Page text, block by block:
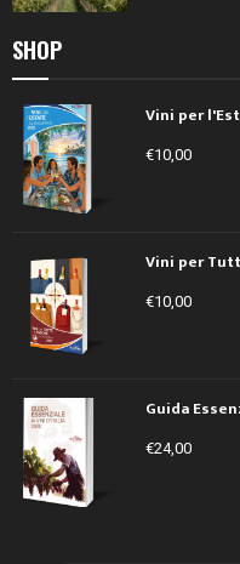
SHOP
Vini per
€10,00
Vini per
€10,00
Guida
€24,00